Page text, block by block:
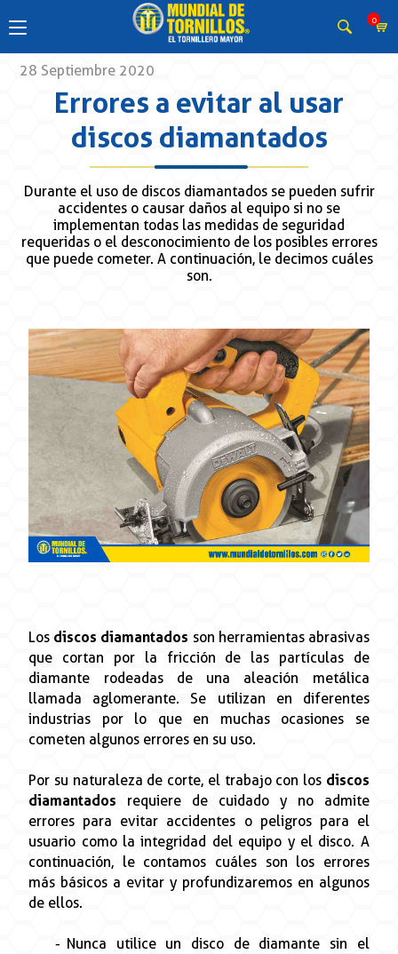
0
28 Septiembre 2020
Errores a evitar al usar
discos diamantados
Durante el uso de discos diamantados se pueden sufrir
accidentes o causar daños al equipo si no se
implementan todas las medidas de seguridad
requeridas o el desconocimiento de los posibles errores
que puede cometer. A continuación, le decimos cuáles
son.
Los discos diamantados son herramientas abrasivas
que cortan por la fricción de las partículas de
diamante rodeadas de una aleación metálica
llamada aglomerante. Se utilizan en diferentes
industrias por lo que en muchas ocasiones se
cometen algunos errores en su uso.
Por su naturaleza de corte, el trabajo con losdiscos
diamantados requiere de cuidado y no admite
errores para evitar accidentes o peligros para el
usuario como la integridad del equipo y el disco. A
continuación, le contamos cuáles son los errores
más básicos a evitar y profundizaremos en algunos
de ellos.
- Nunca utilice un disco de diamante sin el